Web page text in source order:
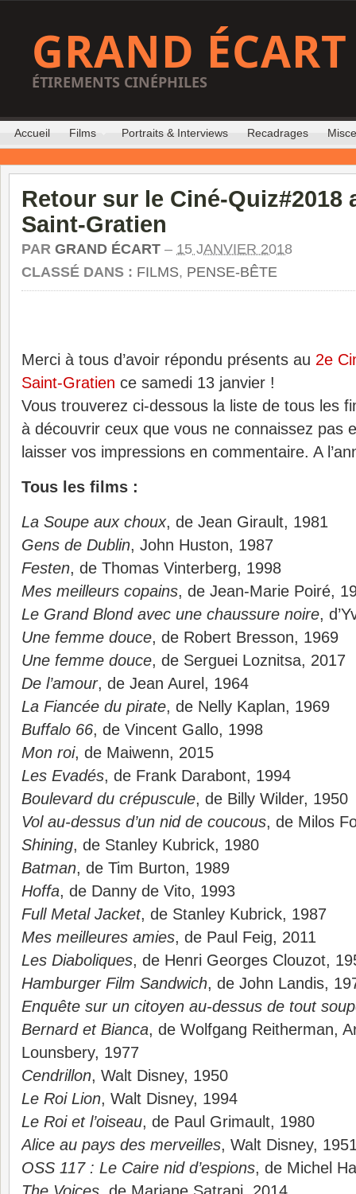
GRAND ÉCART
ÉTIREMENTS CINÉPHILES
Accueil Films Portraits & Interviews Recadrages
Retour sur le Ciné-Quiz#2018
Saint-Gratien
PAR GRAND ÉCART – 15 JANVIER 2018
CLASSÉ DANS : FILMS, PENSE-BÊTE
Merci à tous d’avoir répondu présents au 2e
Saint-Gratien ce samedi 13 janvier !
Vous trouverez ci-dessous la liste de tous les
à découvrir ceux que vous ne connaissez pas
laisser vos impressions en commentaire. A
Tous les films :
La Soupe aux choux, de Jean Girault, 1981
Gens de Dublin, John Huston, 1987
Festen, de Thomas Vinterberg, 1998
Mes meilleurs copains, de Jean-Marie Poiré,
Le Grand Blond avec une chaussure noire,
Une femme douce, de Robert Bresson, 1969
Une femme douce, de Serguei Loznitsa, 2017
De l’amour, de Jean Aurel, 1964
La Fiancée du pirate, de Nelly Kaplan, 1969
Buffalo 66, de Vincent Gallo, 1998
Mon roi, de Maiwenn, 2015
Les Evadés, de Frank Darabont, 1994
Boulevard du crépuscule, de Billy Wilder, 1950
Vol au-dessus d’un nid de coucous, de Milos
Shining, de Stanley Kubrick, 1980
Batman, de Tim Burton, 1989
Hoffa, de Danny de Vito, 1993
Full Metal Jacket, de Stanley Kubrick, 1987
Mes meilleures amies, de Paul Feig, 2011
Les Diaboliques, de Henri Georges Clouzot,
Hamburger Film Sandwich, de John Landis,
Enquête sur un citoyen au-dessus de tout
Bernard et Bianca, de Wolfgang Reitherman,
Lounsbery, 1977
Cendrillon, Walt Disney, 1950
Le Roi Lion, Walt Disney, 1994
Le Roi et l’oiseau, de Paul Grimault, 1980
Alice au pays des merveilles, Walt Disney,
OSS 117 : Le Caire nid d’espions, de Michel